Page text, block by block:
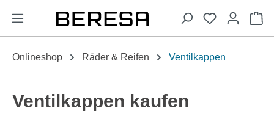
springen
Onlineshop Räder & Reifen Ventilkappen
Ventilkappen kaufen